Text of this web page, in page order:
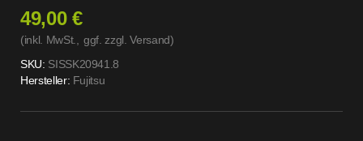
49,00 €
(inkl. MwSt., ggf. zzgl. Versand)
SKU: SISSK20941.8
Hersteller: Fujitsu